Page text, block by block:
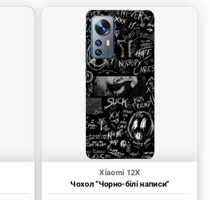
Xiaomi 12X
Чохол "Чорно-білі написи"